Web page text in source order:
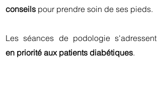
conseils pour prendre soin de ses pieds.
Les séances de podologie s'adressent
en priorité aux patients diabétiques.